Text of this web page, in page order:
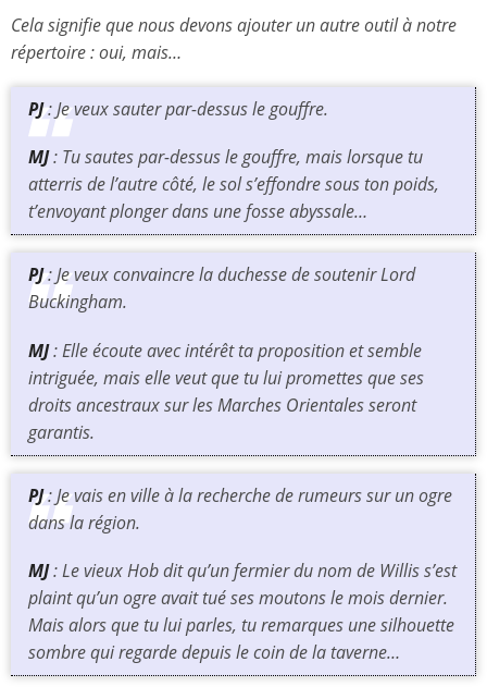
Cela signifie que nous devons ajouter un autre outil à notre
répertoire :oui, mais…
PJ: Je veux sauter par-dessus le gouffre.
MJ: Tu sautes par-dessus le gouffre, mais lorsque tu
atterris de l’autre côté, le sol s’effondre sous ton poids,
t’envoyant plonger dans une fosse abyssale…
PJ: Je veux convaincre la duchesse de soutenir Lord
Buckingham.
MJ: Elle écoute avec intérêt ta proposition et semble
intriguée, mais elle veut que tu lui promettes que ses
droits ancestraux sur les Marches Orientales seront
garantis.
PJ: Je vais en ville à la recherche de rumeurs sur un ogre
dans la région.
MJ: Le vieux Hob dit qu’un fermier du nom de Willis s’est
plaint qu’un ogre avait tué ses moutons le mois dernier.
Mais alors que tu lui parles, tu remarques une silhouette
sombre qui regarde depuis le coin de la taverne…